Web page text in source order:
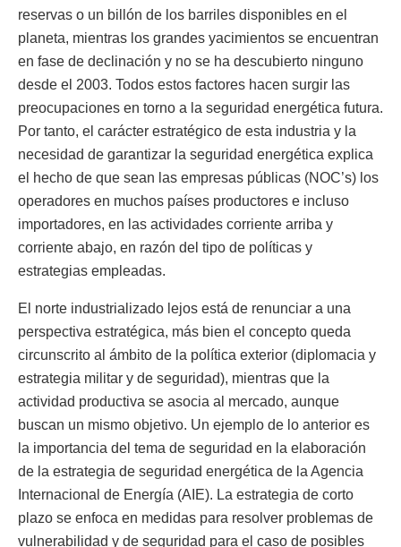
reservas o un billón de los barriles disponibles en el
planeta, mientras los grandes yacimientos se encuentran
en fase de declinación y no se ha descubierto ninguno
desde el 2003. Todos estos factores hacen surgir las
preocupaciones en torno a la seguridad energética futura.
Por tanto, el carácter estratégico de esta industria y la
necesidad de garantizar la seguridad energética explica
el hecho de que sean las empresas públicas (NOC’s) los
operadores en muchos países productores e incluso
importadores, en las actividades corriente arriba y
corriente abajo, en razón del tipo de políticas y
estrategias empleadas.
El norte industrializado lejos está de renunciar a una
perspectiva estratégica, más bien el concepto queda
circunscrito al ámbito de la política exterior (diplomacia y
estrategia militar y de seguridad), mientras que la
actividad productiva se asocia al mercado, aunque
buscan un mismo objetivo. Un ejemplo de lo anterior es
la importancia del tema de seguridad en la elaboración
de la estrategia de seguridad energética de la Agencia
Internacional de Energía (AIE). La estrategia de corto
plazo se enfoca en medidas para resolver problemas de
vulnerabilidad y de seguridad para el caso de posibles